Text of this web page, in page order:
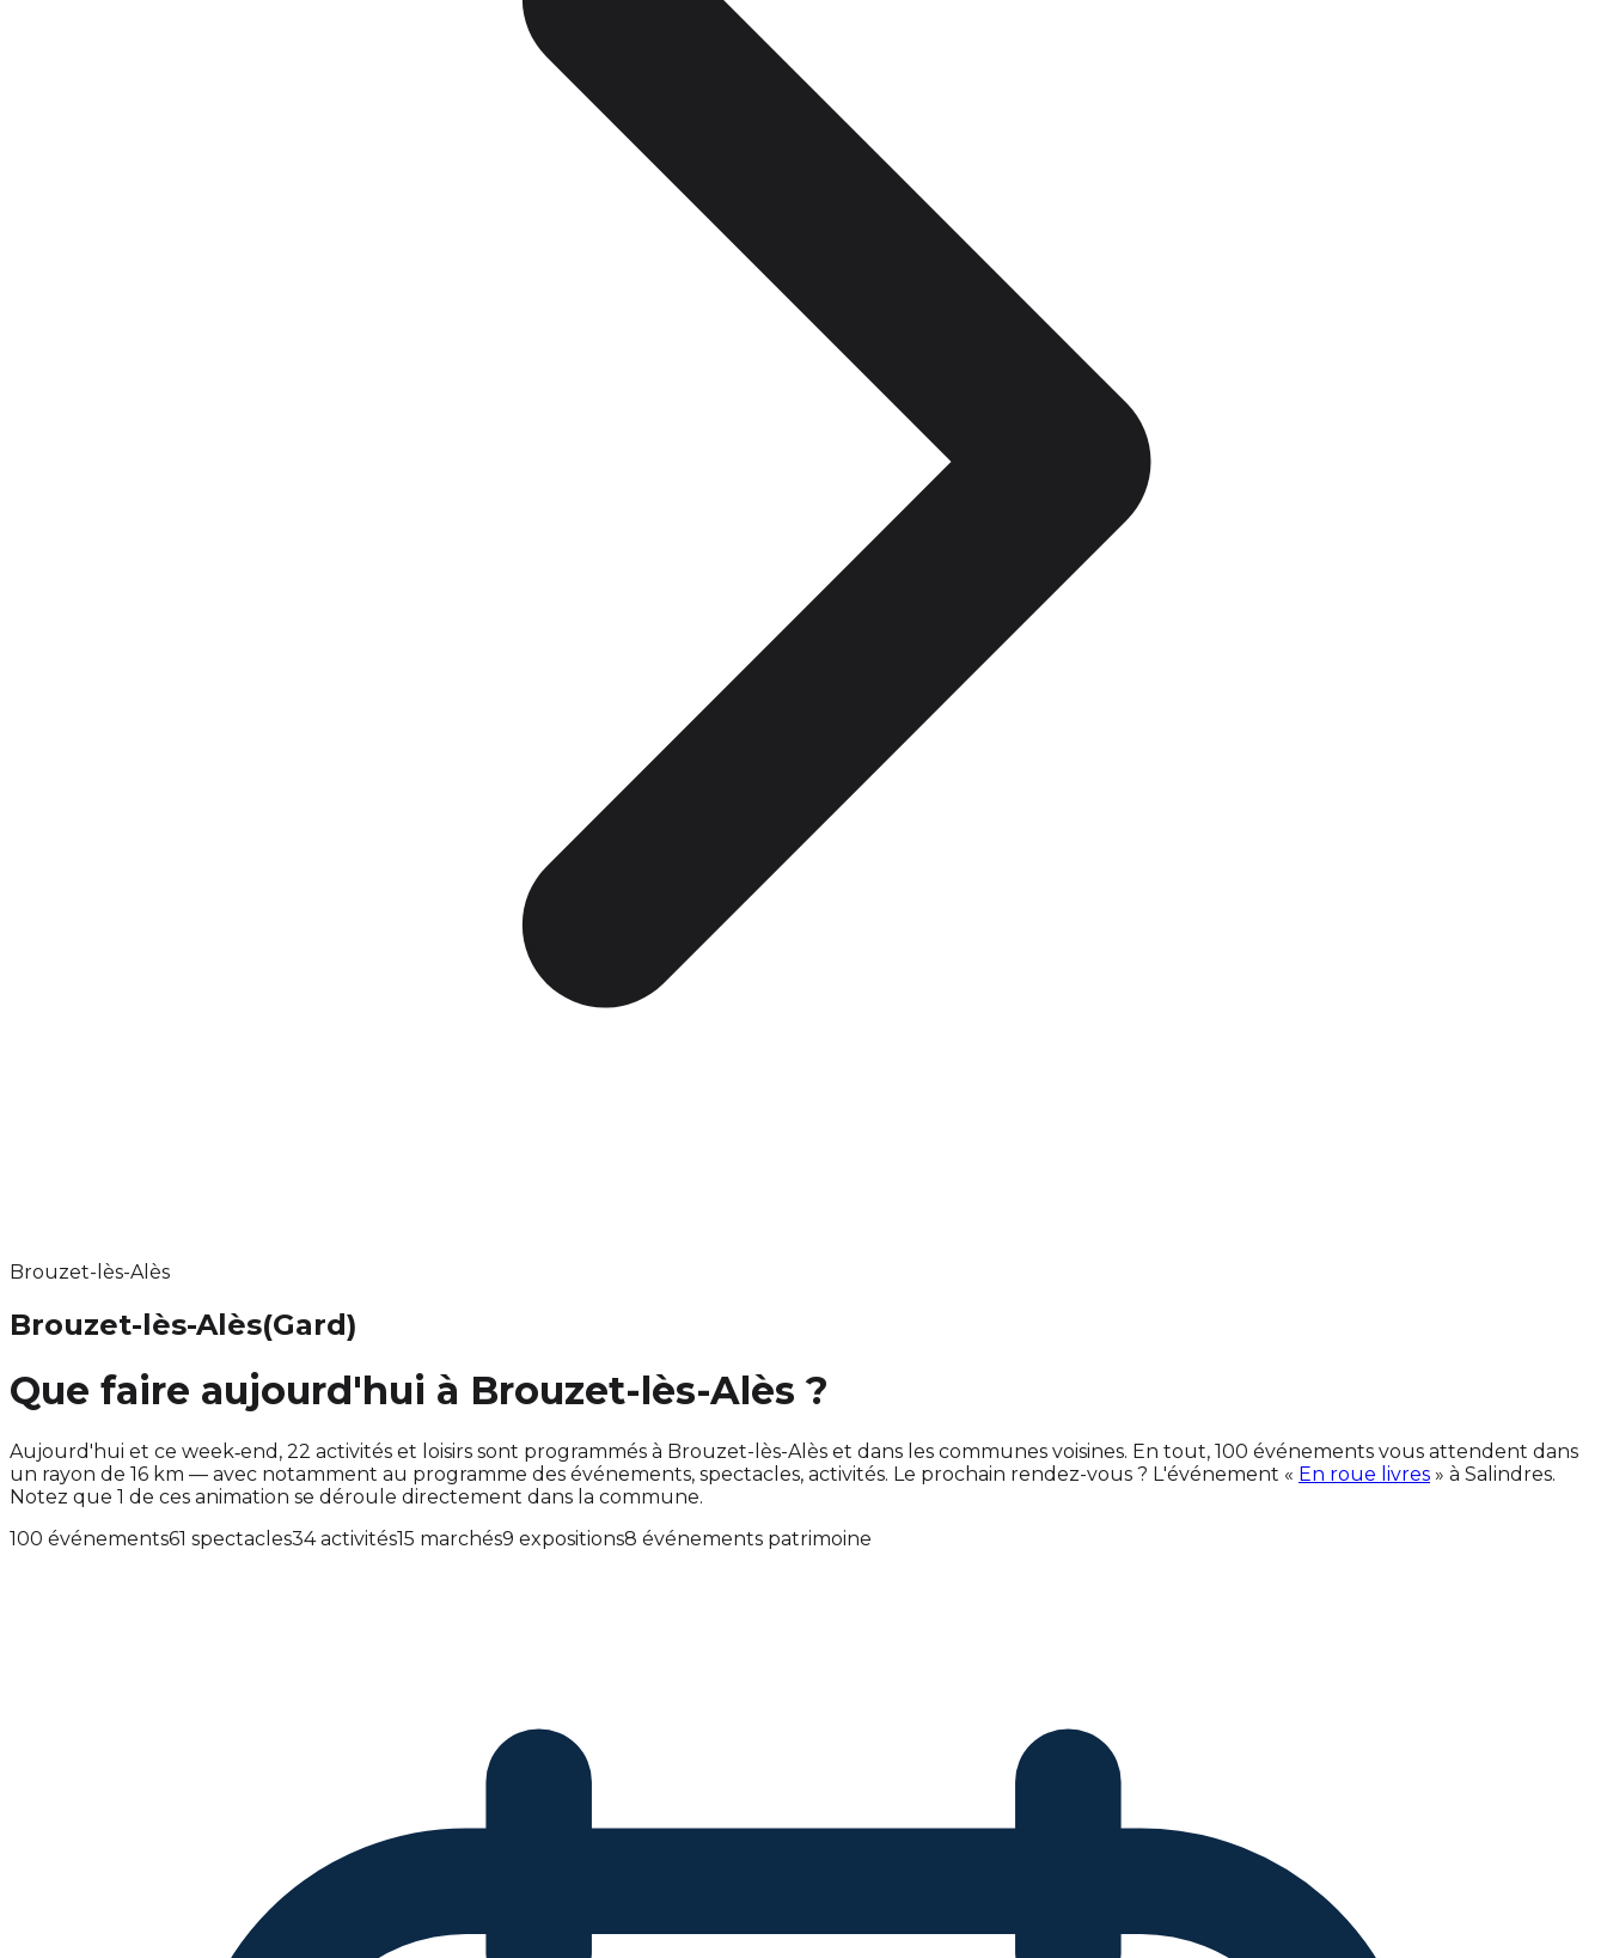
Brouzet-lès-Alès
Brouzet-lès-Alès(Gard)
Que faire aujourd'hui à Brouzet-lès-Alès ?
Aujourd'hui et ce week‑end, 22 activités et loisirs sont programmés à Brouzet-lès-Alès et dans les communes voisines. En tout, 100 événements vous attendent dans
un rayon de 16 km — avec notamment au programme des événements, spectacles, activités. Le prochain rendez-vous ? L'événement « En roue livres » à Salindres.
Notez que 1 de ces animation se déroule directement dans la commune.
100 événements61 spectacles34 activités15 marchés9 expositions8 événements patrimoine